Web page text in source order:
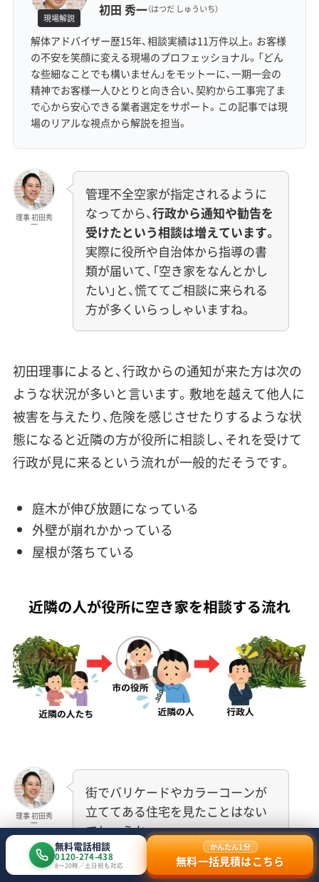
現場解説
初田 秀一（はつだ しゅういち）
解体アドバイザー歴15年、相談実績は11万件以上。お客様
の不安を笑顔に変える現場のプロフェッショナル。「どん
な些細なことでも構いません」をモットーに、一期一会の
精神でお客様一人ひとりと向き合い、契約から工事完了ま
で心から安心できる業者選定をサポート。この記事では現
場のリアルな視点から解説を担当。
理事 初田秀
一
管理不全空家が指定されるように
なってから、行政から通知や勧告を
受けたという相談は増えています。
実際に役所や自治体から指導の書
類が届いて、「空き家をなんとかし
たい」と、慌ててご相談に来られる
方が多くいらっしゃいますね。
初田理事によると、行政からの通知が来た方は次の
ような状況が多いと言います。敷地を越えて他人に
被害を与えたり、危険を感じさせたりするような状
態になると近隣の方が役所に相談し、それを受けて
行政が見に来るという流れが一般的だそうです。
庭木が伸び放題になっている
外壁が崩れかかっている
屋根が落ちている
理事 初田秀
一
街でバリケードやカラーコーンが
立ててある住宅を見たことはない
でしょうか。
「近づいたら危ない」「完全に崩れて
いる」といった状態になると、指導
無料電話相談
0120-274-438
8〜20時／土日祝も対応
かんたん1分
無料一括見積はこちら